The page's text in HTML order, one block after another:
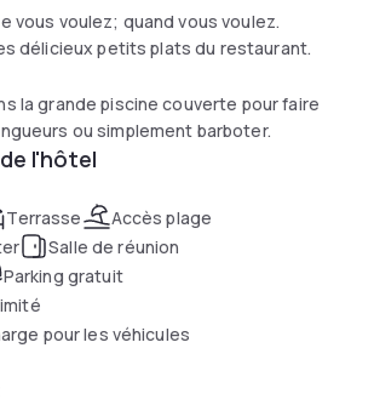
vous voulez; quand vous voulez.
délicieux petits plats du restaurant.
la grande piscine couverte pour faire
ou simplement barboter.
l'hôtel
Terrasse
Accès plage
Salle de réunion
Parking gratuit
pour les véhicules